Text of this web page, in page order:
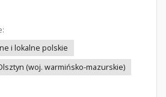
i lokalne polskie
(woj. warmińsko-mazurskie)